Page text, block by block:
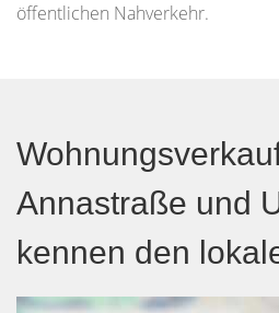
öffentlichen Nahverkehr.
Annastraße und
kennen den